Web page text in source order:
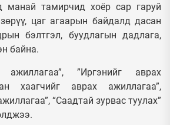
манай тамирчид хоёр сар гаруй
цаг агаарын байдалд дасан
бэлтгэл, буудлагын дадлага,
байна.
”Иргэнийг аврах
хаагчийг аврах ажиллагаа”,
“Саадтай зурвас туулах”